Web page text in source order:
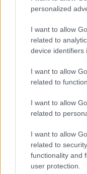
personalized
I want to allow
related to
device identifiers
I want to allow
related to
I want to allow
related to
I want to allow
related to
functionality and
user protection.
Impact vs sélection
fondamentales
INVESTISSEMENTS